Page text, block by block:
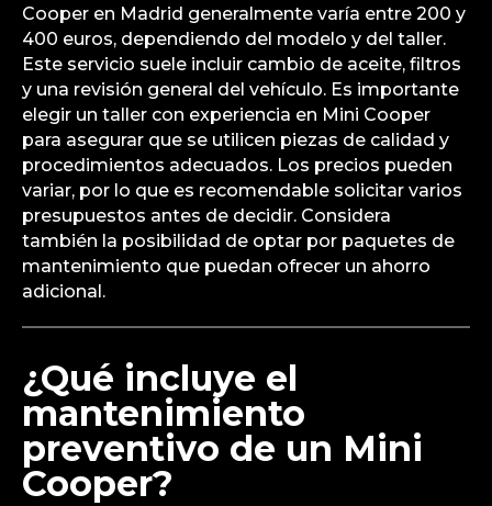
Cooper en Madrid generalmente varía entre 200 y
400 euros, dependiendo del modelo y del taller.
Este servicio suele incluir cambio de aceite, filtros
y una revisión general del vehículo. Es importante
elegir un taller con experiencia en Mini Cooper
para asegurar que se utilicen piezas de calidad y
procedimientos adecuados. Los precios pueden
variar, por lo que es recomendable solicitar varios
presupuestos antes de decidir. Considera
también la posibilidad de optar por paquetes de
mantenimiento que puedan ofrecer un ahorro
adicional.
¿Qué incluye el
mantenimiento
preventivo de un Mini
Cooper?